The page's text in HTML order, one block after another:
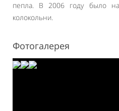
пепла. В 2006 году было
колокольни.
Фотогалерея